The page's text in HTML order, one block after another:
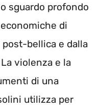
sguardo profondo
di
post-bellica e dalla
violenza e la
di una
utilizza per